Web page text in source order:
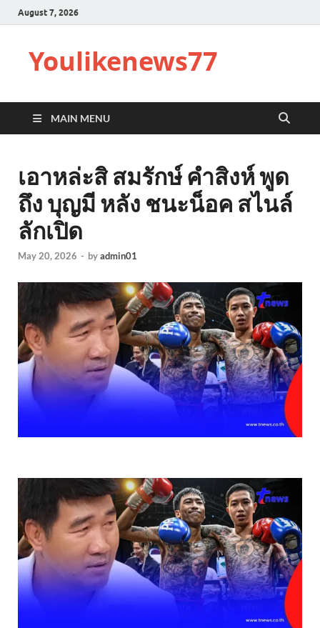
August 7, 2026
Youlikenews77
MAIN MENU
เอาหล่ะสิ สมรักษ์ คำสิงห์ พูด
ถึง บุญมี หลัง ชนะน็อค สไนล์
ลักเปิด
May 20, 2026 - byadmin01